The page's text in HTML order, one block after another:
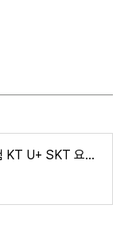
디즈니 플러스 무료 체험 KT U+ SKT 요금제 무료 할인 카드 계정 공유 서비스